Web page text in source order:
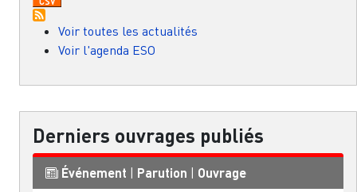
Voir toutes les actualités
Voir l'agenda ESO
Derniers ouvrages publiés
Événement Parution Ouvrage